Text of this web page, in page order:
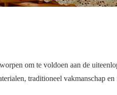
om te voldoen aan de
traditioneel vakmanschap